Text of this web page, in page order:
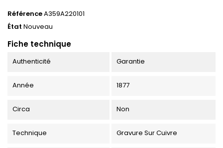
RéférenceA359A220101
État Nouveau
Fiche technique
Authenticité Garantie
Année 1877
Circa Non
Technique Gravure Sur Cuivre